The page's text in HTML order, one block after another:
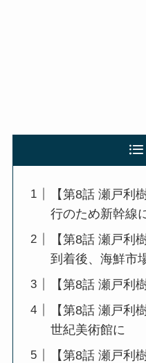
【第8話 瀬戸利
行のため新幹線
【第8話 瀬戸利
到着後、海鮮市
【第8話 瀬戸利
【第8話 瀬戸利
世紀美術館に
【第8話 瀬戸利